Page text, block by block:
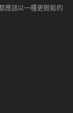
應該以一種更輕鬆的